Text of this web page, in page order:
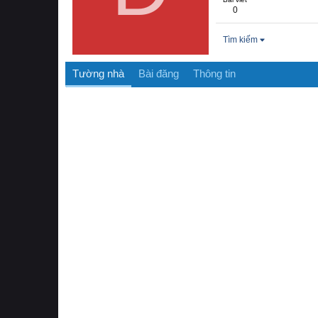
0
Tìm kiếm
Tường nhà Bài đăng Thông tin